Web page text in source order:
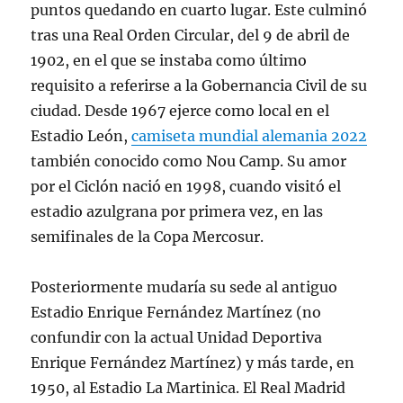
puntos quedando en cuarto lugar. Este culminó
tras una Real Orden Circular, del 9 de abril de
1902, en el que se instaba como último
requisito a referirse a la Gobernancia Civil de su
ciudad. Desde 1967 ejerce como local en el
Estadio León,camiseta mundial alemania 2022
también conocido como Nou Camp. Su amor
por el Ciclón nació en 1998, cuando visitó el
estadio azulgrana por primera vez, en las
semifinales de la Copa Mercosur.
Posteriormente mudaría su sede al antiguo
Estadio Enrique Fernández Martínez (no
confundir con la actual Unidad Deportiva
Enrique Fernández Martínez) y más tarde, en
1950, al Estadio La Martinica. El Real Madrid